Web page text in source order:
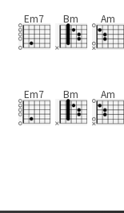
Em7 Bm Am
Em7 Bm Am